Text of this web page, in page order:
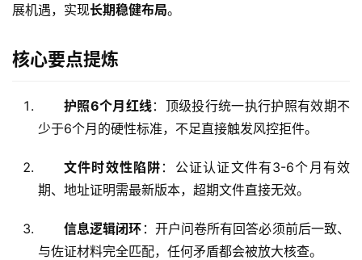
展机遇，实现长期稳健布局。
核心要点提炼
护照6个月红线：顶级投行统一执行护照有效期不
少于6个月的硬性标准，不足直接触发风控拒件。
文件时效性陷阱 ：公证认证文件有3-6个月有效
期、地址证明需最新版本，超期文件直接无效。
信息逻辑闭环 ：开户问卷所有回答必须前后一致、
与佐证材料完全匹配，任何矛盾都会被放大核查。